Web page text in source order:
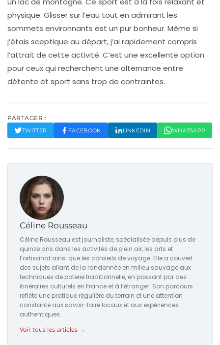
physique. Glisser sur l’eau tout en admirant les
sommets environnants est un pur bonheur. Même si
j’étais sceptique au départ, j’ai rapidement compris
l’attrait de cette activité. C’est une excellente option
pour ceux qui recherchent une alternance entre
détente et sport sans trop de contraintes.
PARTAGER :
TWITTER FACEBOOK LINKEDIN WHATSAPP
Céline Rousseau
Céline Rousseau est journaliste, spécialisée depuis plus de
quinze ans dans les activités de plein air, les arts et
l’artisanat ainsi que les conseils de voyage. Elle a couvert
des sujets allant de la randonnée en milieu sauvage aux
techniques de poterie traditionnelle, en passant par des
itinéraires culturels en France et à l’étranger. Son parcours
reflète une pratique régulière du terrain et une attention
constante aux savoir-faire locaux et aux expériences
authentiques.
Voir tous les articles →